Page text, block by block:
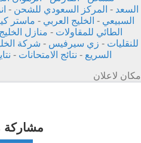
السعد - المركز السعودي للشحن -
السبيعي - الخليج العربي - ماستر
الطائي للمقاولات - منازل
للنقليات - زي سيرفيس - شركة
السريع - نتائج الامتحانات -
مكان لاعلان
مشاركة